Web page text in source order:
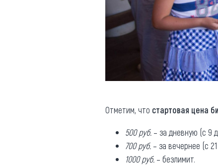
Отметим, что стартовая цена
500 руб. – за дневную (с 9
700 руб. – за вечернее (с
1000 руб. – безлимит.